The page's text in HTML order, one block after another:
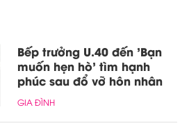
Bếp trưởng U.40 đến 'Bạn
muốn hẹn hò' tìm hạnh
phúc sau đổ vỡ hôn nhân
GIA ĐÌNH